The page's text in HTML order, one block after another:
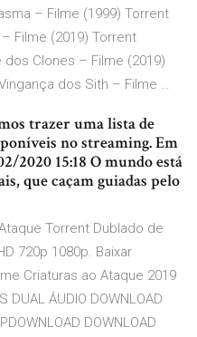
– Filme (1999) Torrent
Filme (2019) Torrent
dos Clones – Filme (2019)
dos Sith – Filme …
trazer uma lista de
no streaming. Em
2020 15:18 O mundo está
que caçam guiadas pelo
Torrent Dublado de
720p 1080p. Baixar
Criaturas ao Ataque 2019
ÁUDIO DOWNLOAD
DOWNLOAD